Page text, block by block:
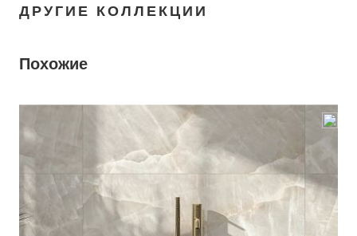
ДРУГИЕ КОЛЛЕКЦИИ
Похожие